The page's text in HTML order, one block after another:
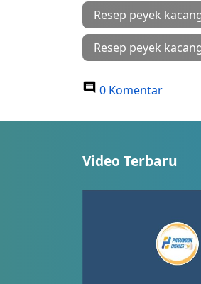
Resep peyek
Resep peyek
0 Komentar
Video Terbaru